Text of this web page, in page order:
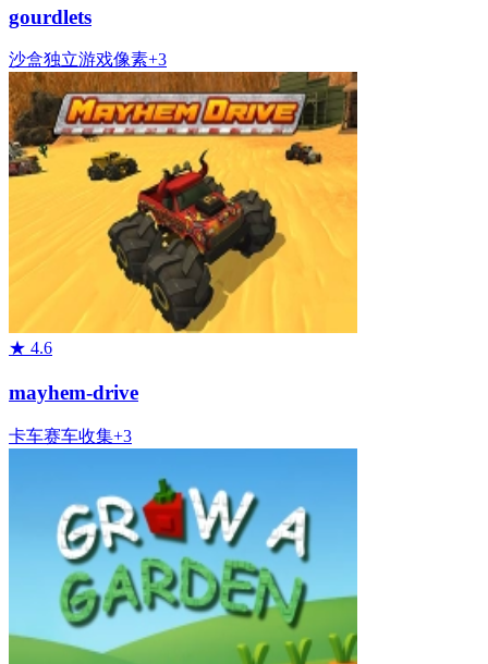
gourdlets
沙盒独立游戏像素+3
★ 4.6
mayhem-drive
卡车赛车收集+3